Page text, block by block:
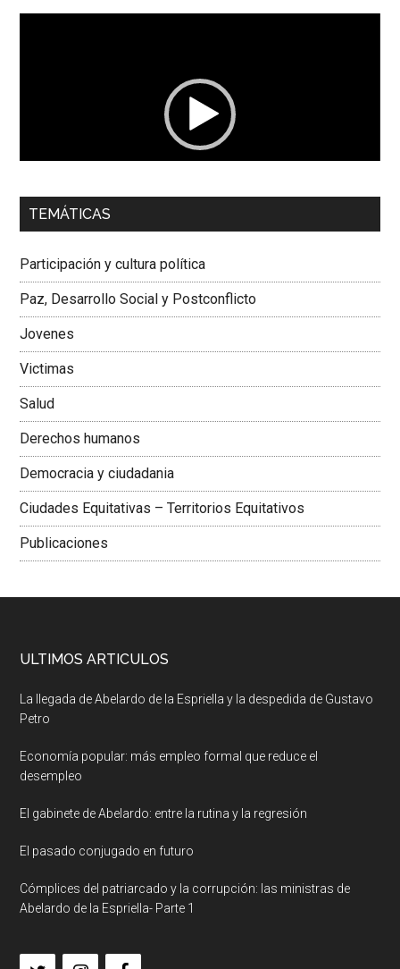
00:00 01:04
Dra. Carolina Corcho Mejía,Presidenta Corporación
Colombiana
TEMÁTICAS
Participación y cultura política
Paz, Desarrollo Social y Postconflicto
Jovenes
Victimas
Salud
Derechos humanos
Democracia y ciudadania
Ciudades Equitativas – Territorios Equitativos
Publicaciones
ULTIMOS ARTICULOS
La llegada de Abelardo de la Espriella y la despedida de Gustavo
Petro
Economía popular: más empleo formal que reduce el
desempleo
El gabinete de Abelardo: entre la rutina y la regresión
El pasado conjugado en futuro
Cómplices del patriarcado y la corrupción: las ministras de
Abelardo de la Espriella- Parte 1